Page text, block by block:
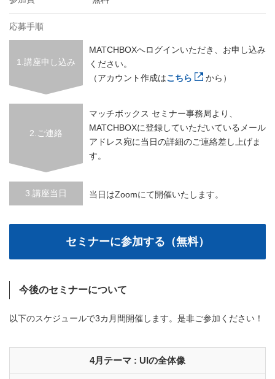
応募手順
1.講座申し込み
MATCHBOXへログインいただき、お申し込み
ください。
（アカウント作成はこちら から）
2.ご連絡
マッチボックス セミナー事務局より、
MATCHBOXに登録していただいているメール
アドレス宛に当日の詳細のご連絡差し上げま
す。
3.講座当日 当日はZoomにて開催いたします。
今後のセミナーについて
以下のスケジュールで3カ月間開催します。是非ご参加ください！
4月テーマ : UIの全体像